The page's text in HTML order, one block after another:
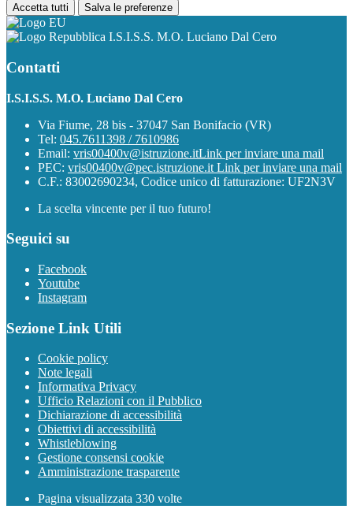
Accetta tutti Salva le preferenze
I.S.I.S.S. M.O. Luciano Dal Cero
Contatti
I.S.I.S.S. M.O. Luciano Dal Cero
Via Fiume, 28 bis - 37047 San Bonifacio (VR)
Tel: 045.7611398 / 7610986
Email: vris00400v@istruzione.itLink per inviare una mail
PEC: vris00400v@pec.istruzione.it Link per inviare una mail
C.F.: 83002690234, Codice unico di fatturazione: UF2N3V
La scelta vincente per il tuo futuro!
Seguici su
Facebook
Youtube
Instagram
Sezione Link Utili
Cookie policy
Note legali
Informativa Privacy
Ufficio Relazioni con il Pubblico
Dichiarazione di accessibilità
Obiettivi di accessibilità
Whistleblowing
Gestione consensi cookie
Amministrazione trasparente
Pagina visualizzata 330 volte